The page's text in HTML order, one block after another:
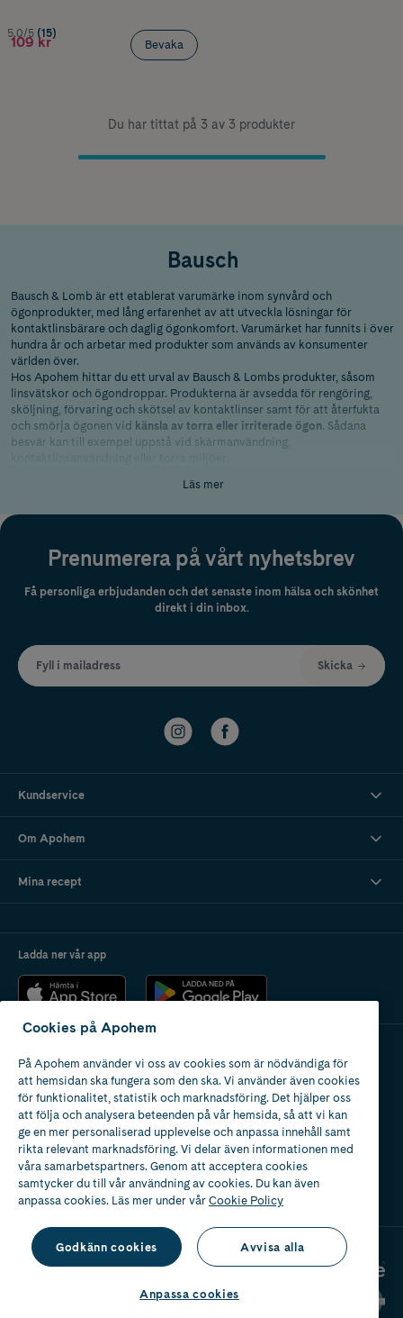
5.0/5 (15)
109 kr Bevaka
Du har tittat på 3 av 3 produkter
Bausch
Bausch & Lomb är ett etablerat varumärke inom synvård och
ögonprodukter, med lång erfarenhet av att utveckla lösningar för
kontaktlinsbärare och daglig ögonkomfort. Varumärket har funnits i över
hundra år och arbetar med produkter som används av konsumenter
världen över.
Hos Apohem hittar du ett urval av Bausch & Lombs produkter, såsom
linsvätskor och ögondroppar. Produkterna är avsedda för rengöring,
sköljning, förvaring och skötsel av kontaktlinser samt för att återfukta
och smörja ögonen vid känsla av torra eller irriterade ögon. Sådana
besvär kan till exempel uppstå vid skärmanvändning,
medicintekniska produkter och ska alltid användas enligt tillverkarens
synförändringar bör optiker eller ögonläkare kontaktas.
Läs mer
Prenumerera på vårt nyhetsbrev
Få personliga erbjudanden och det senaste inom hälsa och skönhet
direkt i din inbox.
Fyll i mailadress Skicka
Kundservice
Om Apohem
Mina recept
Ladda ner vår app
Apotek med tillstånd
av Läkemedelsverket
Cookies på Apohem
På Apohem använder vi oss av cookies som är nödvändiga för
att hemsidan ska fungera som den ska. Vi använder även cookies
för funktionalitet, statistik och marknadsföring. Det hjälper oss
att följa och analysera beteenden på vår hemsida, så att vi kan
ge en mer personaliserad upplevelse och anpassa innehåll samt
rikta relevant marknadsföring. Vi delar även informationen med
våra samarbetspartners. Genom att acceptera cookies
samtycker du till vår användning av cookies. Du kan även
anpassa cookies. Läs mer under vårCookie Policy
Godkänn cookies Avvisa alla
Anpassa cookies